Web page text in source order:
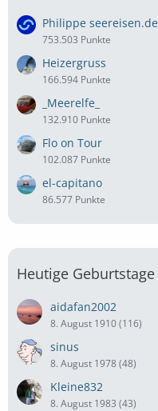
Philippe seereisen.de
753.503 Punkte
Heizergruss
166.594 Punkte
_Meerelfe_
132.910 Punkte
Flo on Tour
102.087 Punkte
el-capitano
86.577 Punkte
Heutige Geburtstage
aidafan2002
8. August 1910 (116)
sinus
8. August 1978 (48)
Kleine832
8. August 1983 (43)